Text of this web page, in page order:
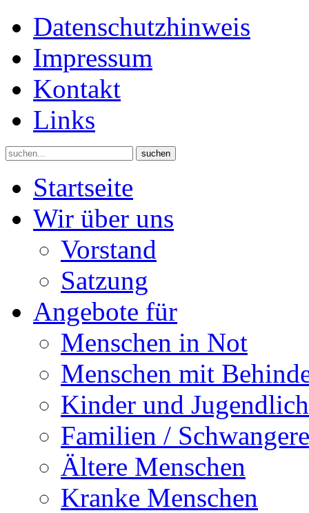
Datenschutzhinweis
Impressum
Kontakt
Links
suchen
Startseite
Wir über uns
Vorstand
Satzung
Angebote für
Menschen in Not
Menschen mit
Kinder und
Familien / Schwangere
Ältere Menschen
Kranke Menschen